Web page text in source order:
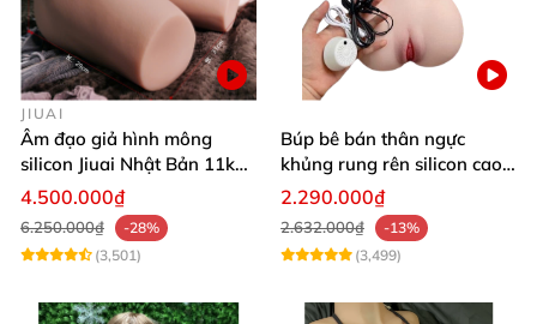
JIUAI
Âm đạo giả hình mông
silicon Jiuai Nhật Bản 11kg
kích cỡ thật
4.500.000₫
6.250.000₫
-28%
(3,501)
Búp bê bán thân ngực
khủng rung rên silicon cao
cấp kích thích cực đã
2.290.000₫
2.632.000₫
-13%
(3,499)